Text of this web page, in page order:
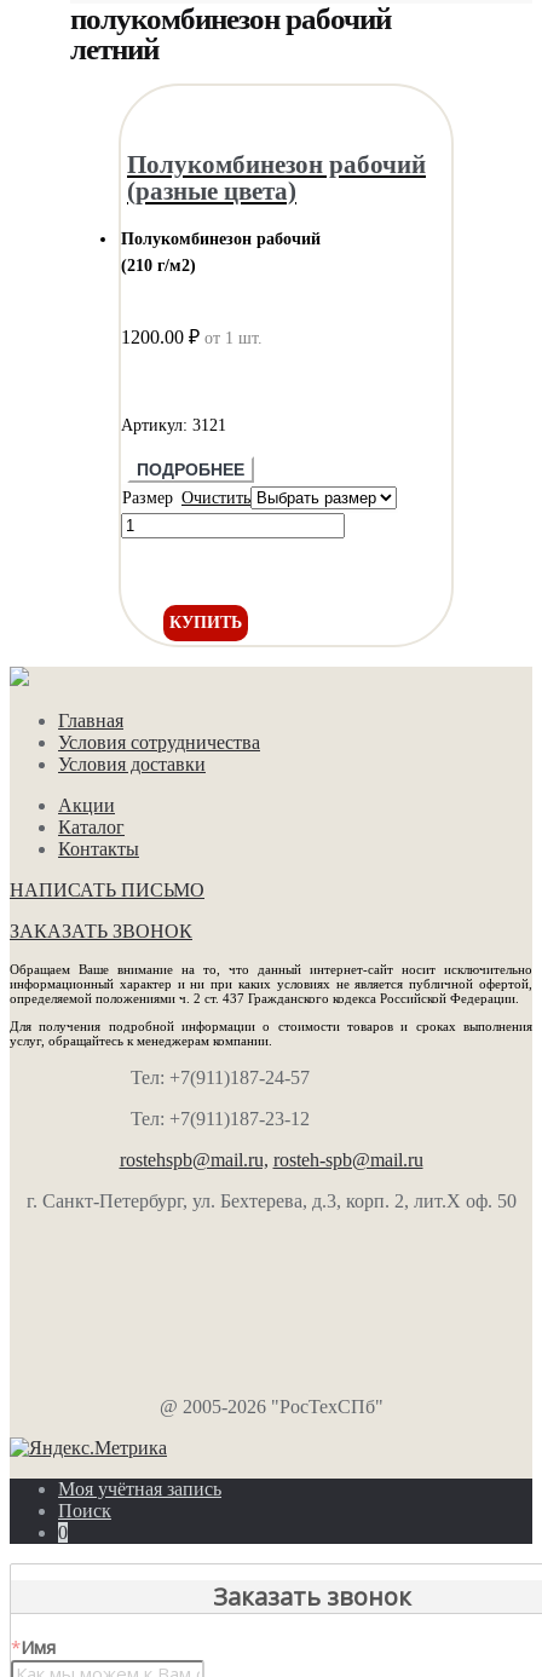
полукомбинезон рабочий
летний
Полукомбинезон рабочий
(разные цвета)
Полукомбинезон рабочий
(210 г/м2)
1200.00 ₽ от 1 шт.
Артикул: 3121
ПОДРОБНЕЕ
Размер Очистить
КУПИТЬ
Главная
Условия сотрудничества
Условия доставки
Акции
Каталог
Контакты
НАПИСАТЬ ПИСЬМО
ЗАКАЗАТЬ ЗВОНОК
Обращаем Ваше внимание на то, что данный интернет-сайт носит исключительно
информационный характер и ни при каких условиях не является публичной офертой,
определяемой положениями ч. 2 ст. 437 Гражданского кодекса Российской Федерации.
Для получения подробной информации о стоимости товаров и сроках выполнения
услуг, обращайтесь к менеджерам компании.
Тел: +7(911)187-24-57
Тел: +7(911)187-23-12
rostehspb@mail.ru, rosteh-spb@mail.ru
г. Санкт-Петербург, ул. Бехтерева, д.3, корп. 2, лит.Х оф. 50
@ 2005-2026 "РосТехСПб"
Моя учётная запись
Поиск
0
Заказать звонок
*Имя